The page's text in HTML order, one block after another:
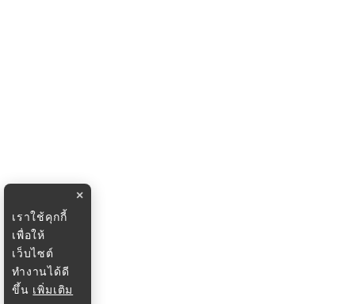
×
เราใช้คุกกี้
เพื่อให้
เว็บไซต์
ทำงานได้ดี
ขึ้น เพิ่มเติม